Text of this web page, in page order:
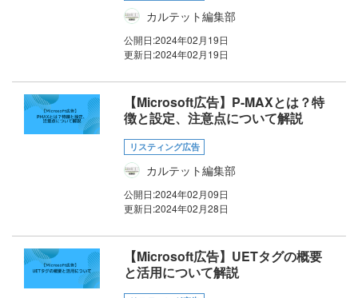
カルテット編集部
公開日:2024年02月19日
更新日:2024年02月19日
【Microsoft広告】P-MAXとは？特
徴と設定、注意点について解説
リスティング広告
カルテット編集部
公開日:2024年02月09日
更新日:2024年02月28日
【Microsoft広告】UETタグの概要
と活用について解説